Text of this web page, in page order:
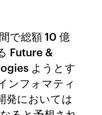
で総額 10 億
Future &
ようとす
ンフォマティ
発においては